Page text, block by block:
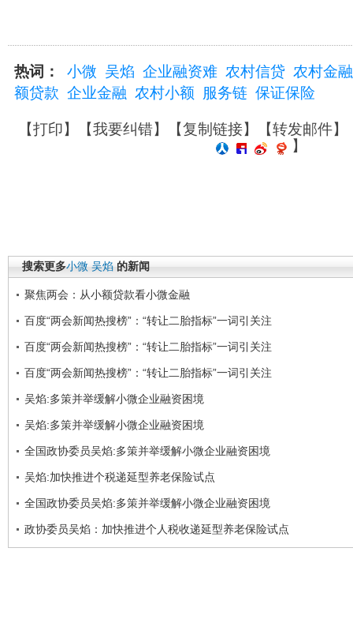
热词： 小微 吴焰 企业融资难 农村信贷 农村金
额贷款 企业金融 农村小额 服务链 保证保险
【打印】【我要纠错】【复制链接】【转发邮件】
】
搜索更多小微 吴焰 的新闻
聚焦两会：从小额贷款看小微金融
百度“两会新闻热搜榜”：“转让二胎指标”一词引关注
百度“两会新闻热搜榜”：“转让二胎指标”一词引关注
百度“两会新闻热搜榜”：“转让二胎指标”一词引关注
吴焰:多策并举缓解小微企业融资困境
吴焰:多策并举缓解小微企业融资困境
全国政协委员吴焰:多策并举缓解小微企业融资困境
吴焰:加快推进个税递延型养老保险试点
全国政协委员吴焰:多策并举缓解小微企业融资困境
政协委员吴焰：加快推进个人税收递延型养老保险试点